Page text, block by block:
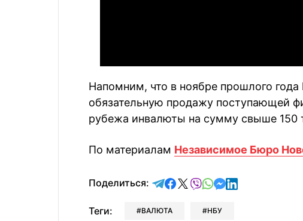
Напомним, что в ноябре прошлого года
обязательную продажу поступающей
рубежа инвалюты на сумму свыше 150
По материалам Независимое Бюро
Поделиться: отправить в Telegram
поделиться в Facebook
поделиться в X
отправить в Viber
отправить в
отправить в
отправить в
Теги: ВАЛЮТА НБУ